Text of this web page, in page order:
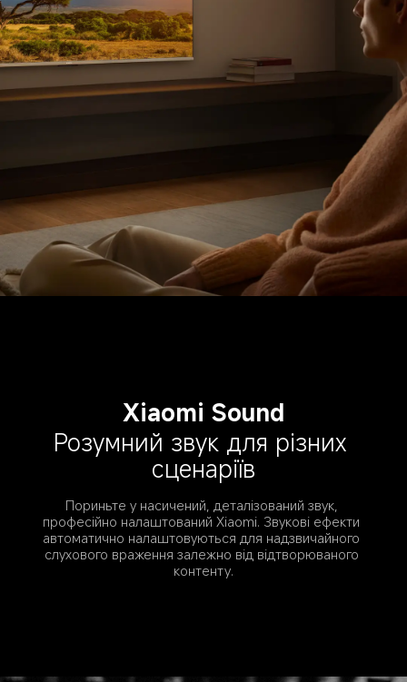
Xiaomi Sound
Розумний звук для різних
сценаріїв
Пориньте у насичений, деталізований звук,
професійно налаштований Xiaomi. Звукові ефекти
автоматично налаштовуються для надзвичайного
слухового враження залежно від відтворюваного
контенту.